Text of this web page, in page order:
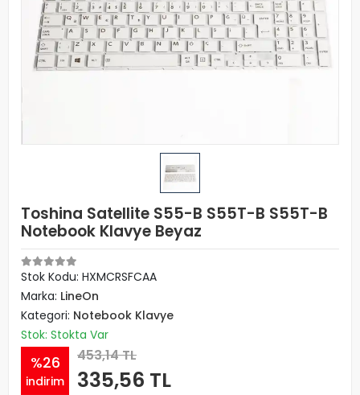
Toshina Satellite S55-B S55T-B S55T-B
Notebook Klavye Beyaz
Stok Kodu: HXMCRSFCAA
Marka: LineOn
Kategori: Notebook Klavye
Stok: Stokta Var
%26
indirim
453,14 TL
335,56 TL